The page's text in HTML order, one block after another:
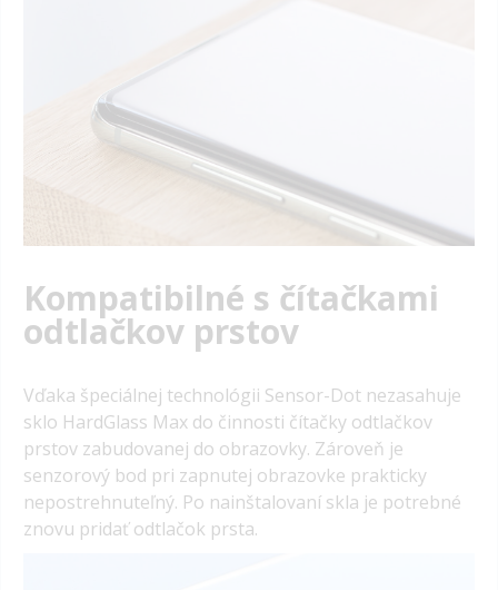
Kompatibilné s čítačkami
odtlačkov prstov
Vďaka špeciálnej technológii Sensor-Dot nezasahuje
sklo HardGlass Max do činnosti čítačky odtlačkov
prstov zabudovanej do obrazovky. Zároveň je
senzorový bod pri zapnutej obrazovke prakticky
nepostrehnuteľný. Po nainštalovaní skla je potrebné
znovu pridať odtlačok prsta.